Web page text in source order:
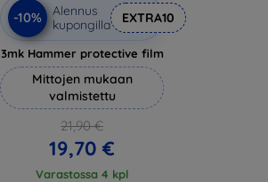
-10%
Alennus
kupongilla
EXTRA10
3mk Hammer protective film
Mittojen mukaan
valmistettu
21,90 €
19,70 €
Varastossa 4 kpl